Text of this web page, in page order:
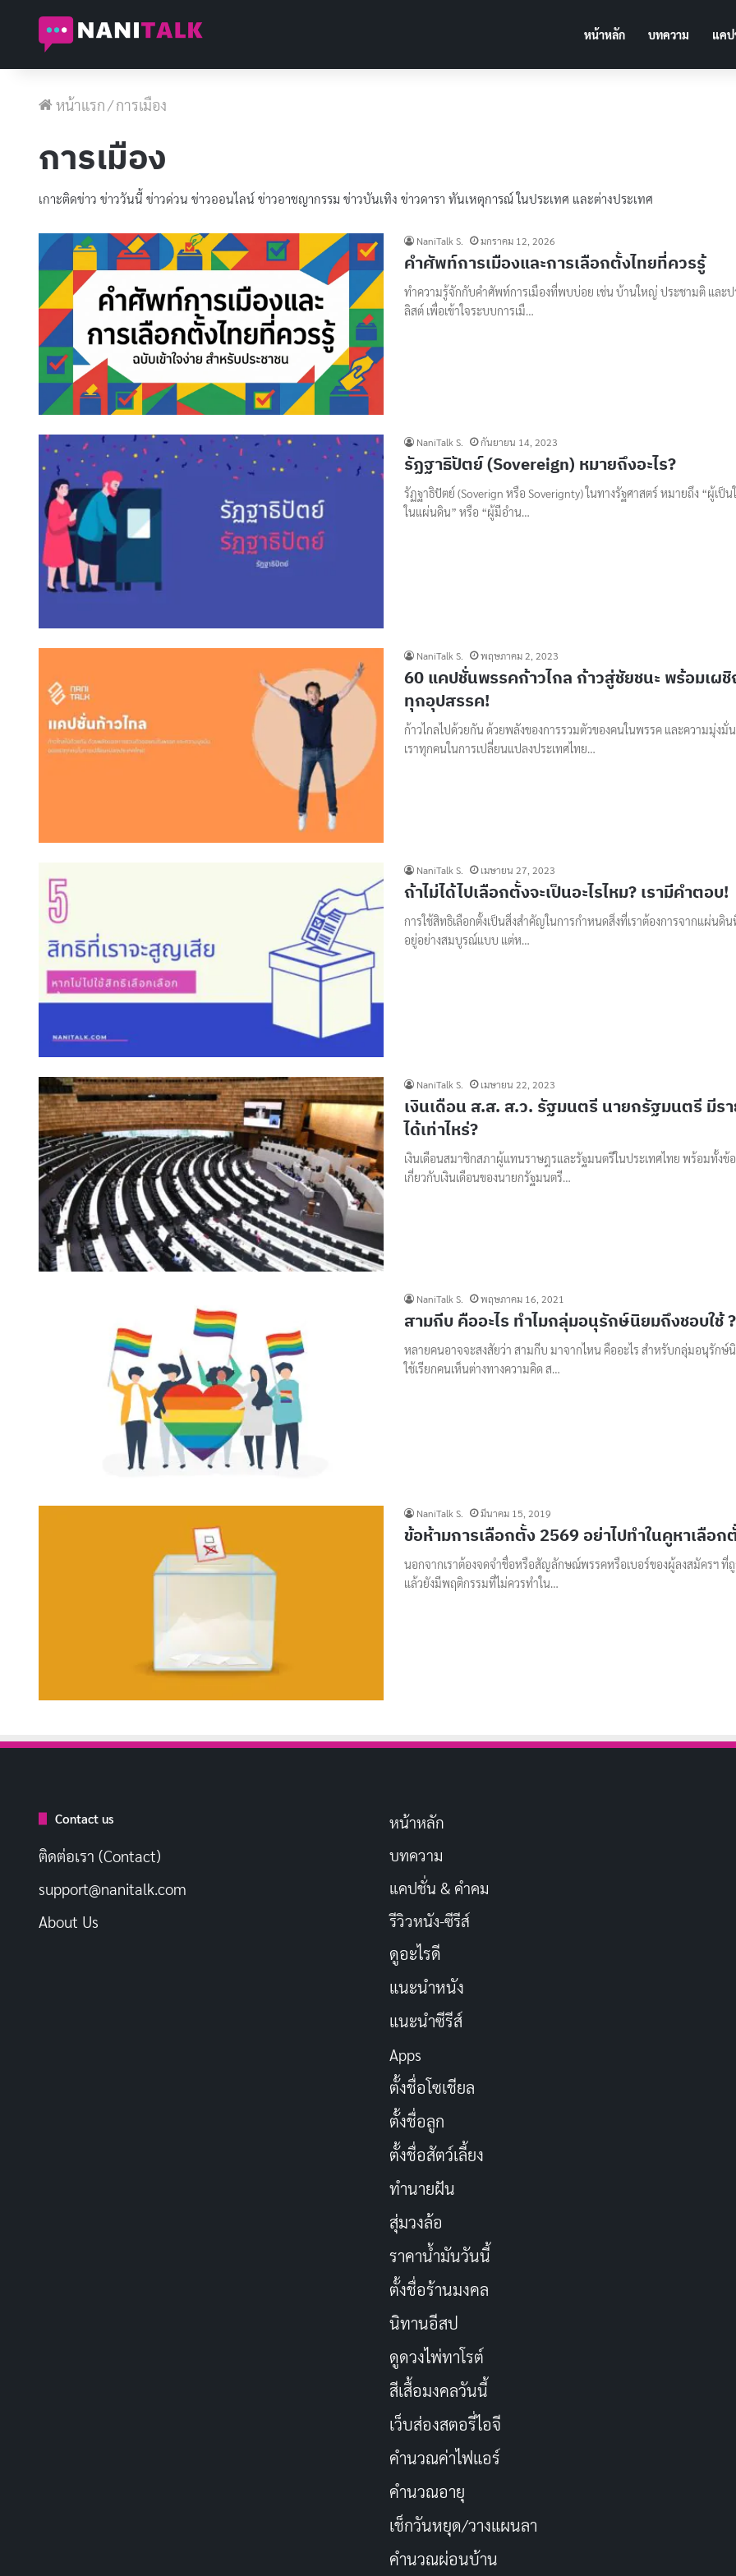
หน้าหลัก บทความ แค
หน้าแรก/การเมือง
การเมือง
เกาะติดข่าว ข่าววันนี้ ข่าวด่วน ข่าวออนไลน์ ข่าวอาชญากรรม ข่าวบันเทิง ข่าวดารา ทันเหตุการณ์ ในประเทศ และต่างประเทศ
NaniTalk S. มกราคม 12, 2026
คำศัพท์การเมืองและการเลือกตั้งไทยที่ควรรู้
ทำความรู้จักกับคำศัพท์การเมืองที่พบบ่อย เช่น บ้านใหญ่ ประชามติ และป
ลิสต์ เพื่อเข้าใจระบบการเมื…
NaniTalk S. กันยายน 14, 2023
รัฏฐาธิปัตย์ (Sovereign) หมายถึงอะไร?
รัฏฐาธิปัตย์ (Soverign หรือ Soverignty) ในทางรัฐศาสตร์ หมายถึง “ผู้เป็
ในแผ่นดิน” หรือ “ผู้มีอำน…
NaniTalk S. พฤษภาคม 2, 2023
60 แคปชั่นพรรคก้าวไกล ก้าวสู่ชัยชนะ พร้อมเผ
ทุกอุปสรรค!
ก้าวไกลไปด้วยกัน ด้วยพลังของการรวมตัวของคนในพรรค และความมุ่งมั่
เราทุกคนในการเปลี่ยนแปลงประเทศไทย…
NaniTalk S. เมษายน 27, 2023
ถ้าไม่ได้ไปเลือกตั้งจะเป็นอะไรไหม? เรามีคำตอบ!
การใช้สิทธิเลือกตั้งเป็นสิ่งสำคัญในการกำหนดสิ่งที่เราต้องการจากแผ่นดิน
อยู่อย่างสมบูรณ์แบบ แต่ห…
NaniTalk S. เมษายน 22, 2023
เงินเดือน ส.ส. ส.ว. รัฐมนตรี นายกรัฐมนตรี มีร
ได้เท่าไหร่?
เงินเดือนสมาชิกสภาผู้แทนราษฎรและรัฐมนตรีในประเทศไทย พร้อมทั้งข้
เกี่ยวกับเงินเดือนของนายกรัฐมนตรี…
NaniTalk S. พฤษภาคม 16, 2021
สามกีบ คืออะไร ทำไมกลุ่มอนุรักษ์นิยมถึงชอบใช้ ?
หลายคนอาจจะสงสัยว่า สามกีบ มาจากไหน คืออะไร สำหรับกลุ่มอนุรักษ์
ใช้เรียกคนเห็นต่างทางความคิด ส…
NaniTalk S. มีนาคม 15, 2019
ข้อห้ามการเลือกตั้ง 2569 อย่าไปทำในคูหาเลือก
นอกจากเราต้องจดจำชื่อหรือสัญลักษณ์พรรคหรือเบอร์ของผู้ลงสมัครฯ ที่ถู
แล้วยังมีพฤติกรรมที่ไม่ควรทำใน…
Contact us
ติดต่อเรา (Contact)
support@nanitalk.com
About Us
หน้าหลัก
บทความ
แคปชั่น & คำคม
รีวิวหนัง-ซีรีส์
ดูอะไรดี
แนะนำหนัง
แนะนำซีรีส์
Apps
ตั้งชื่อโซเชียล
ตั้งชื่อลูก
ตั้งชื่อสัตว์เลี้ยง
ทำนายฝัน
สุ่มวงล้อ
ราคาน้ำมันวันนี้
ตั้งชื่อร้านมงคล
นิทานอีสป
ดูดวงไพ่ทาโรต์
สีเสื้อมงคลวันนี้
เว็บส่องสตอรี่ไอจี
คำนวณค่าไฟแอร์
คำนวณอายุ
เช็กวันหยุด/วางแผนลา
คำนวณผ่อนบ้าน